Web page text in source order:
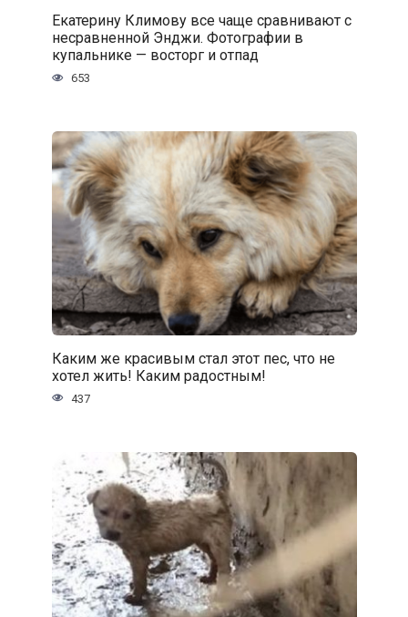
Екатерину Климову все чаще сравнивают с
несравненной Энджи. Фотографии в
купальнике — восторг и отпад
653
Каким же красивым стал этот пес, что не
хотел жить! Каким радостным!
437